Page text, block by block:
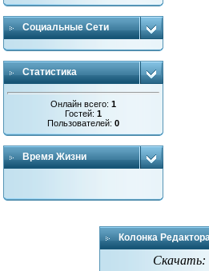
Социальные Сети
Статистика
Онлайн всего:1
Гостей:1
Пользователей:0
Время Жизни
Колонка
Скачать: